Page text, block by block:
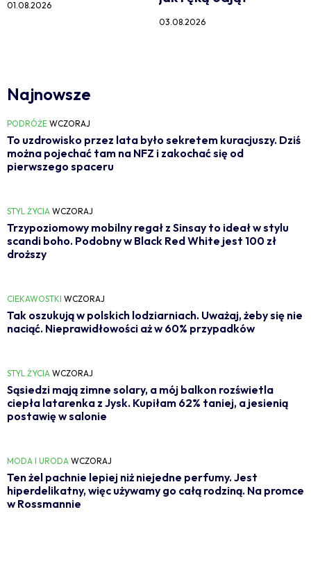
01.08.2026
03.08.2026
Najnowsze
PODRÓŻE WCZORAJ
To uzdrowisko przez lata było sekretem kuracjuszy. Dziś
można pojechać tam na NFZ i zakochać się od
pierwszego spaceru
STYL ŻYCIA WCZORAJ
Trzypoziomowy mobilny regał z Sinsay to ideał w stylu
scandi boho. Podobny w Black Red White jest 100 zł
droższy
CIEKAWOSTKI WCZORAJ
Tak oszukują w polskich lodziarniach. Uważaj, żeby się nie
naciąć. Nieprawidłowości aż w 60% przypadków
STYL ŻYCIA WCZORAJ
Sąsiedzi mają zimne solary, a mój balkon rozświetla
ciepła latarenka z Jysk. Kupiłam 62% taniej, a jesienią
postawię w salonie
MODA I URODA WCZORAJ
Ten żel pachnie lepiej niż niejedne perfumy. Jest
hiperdelikatny, więc używamy go całą rodziną. Na promce
w Rossmannie